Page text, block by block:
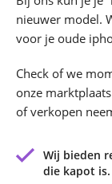
nieuwer model.
voor je oude
Check of we
onze
of verkopen
Wij bieden
die kapot is.